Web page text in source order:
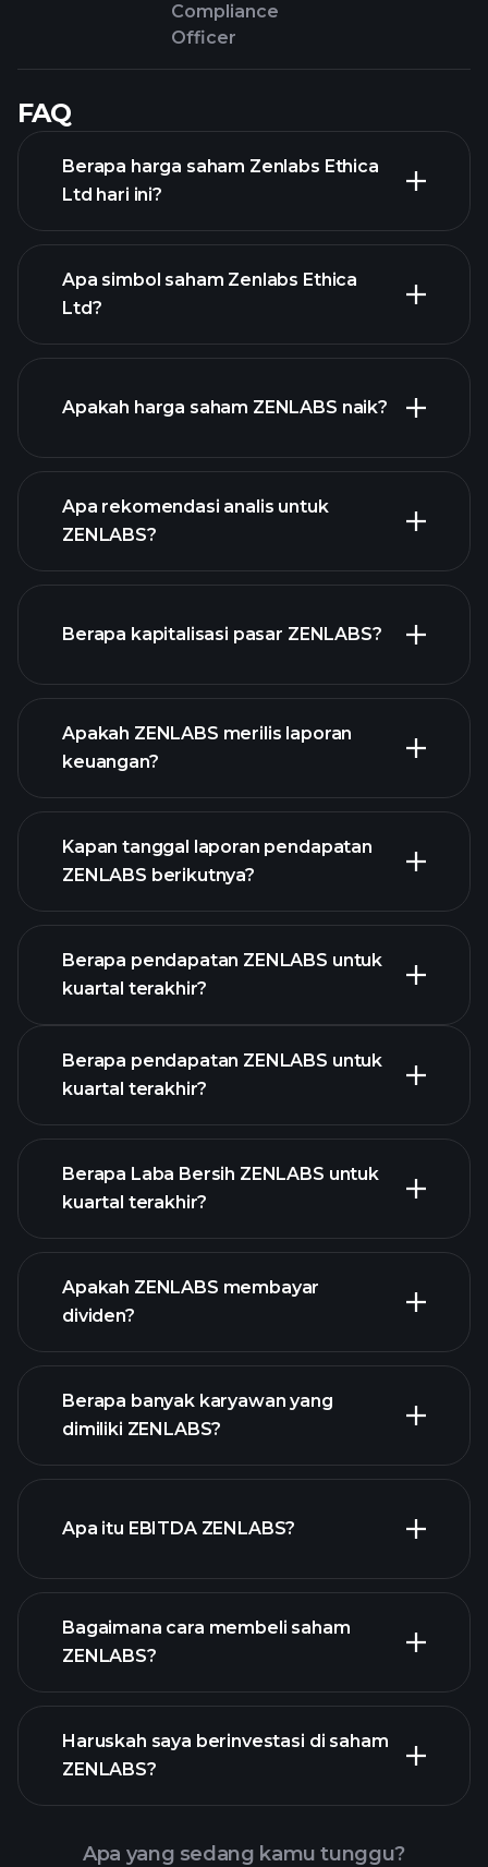
Compliance
Officer
FAQ
Berapa harga saham Zenlabs Ethica
Ltd hari ini?
chart lanjutan
Apa simbol saham Zenlabs Ethica
Ltd?
Apakah harga saham ZENLABS naik?
Apa rekomendasi analis untuk
ZENLABS?
Berapa kapitalisasi pasar ZENLABS?
daftar saham kami
Apakah ZENLABS merilis laporan
keuangan?
keuangan
ZENLABS
Kapan tanggal laporan pendapatan
ZENLABS berikutnya?
Berapa pendapatan ZENLABS untuk
kuartal terakhir?
pendapatan
ZENLABS
Berapa pendapatan ZENLABS untuk
kuartal terakhir?
keuangan
Berapa Laba Bersih ZENLABS untuk
kuartal terakhir?
laporan
keuangan
Apakah ZENLABS membayar
dividen?
Berapa banyak karyawan yang
dimiliki ZENLABS?
Apa itu EBITDA ZENLABS?
laporan
keuangan ZENLABS
Bagaimana cara membeli saham
ZENLABS?
Haruskah saya berinvestasi di saham
ZENLABS?
Apa yang sedang kamu tunggu?